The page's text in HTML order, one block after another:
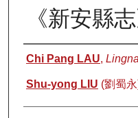
《新安縣
Authors
Chi Pang LAU,
Shu-yong LIU (劉蜀